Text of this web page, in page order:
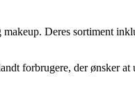
Deres sortiment
forbrugere, der ønsker